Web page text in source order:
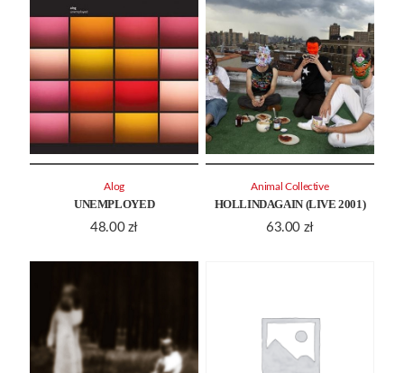
UNEMPLOYED
48.00 zł
Alog
HOLLINDAGAIN (LIVE 2001)
63.00 zł
Animal Collective